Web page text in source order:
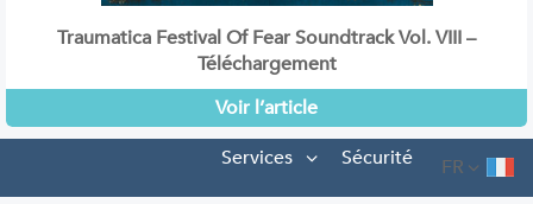
Traumatica Festival Of Fear Soundtrack Vol. VIII –
Téléchargement
Voir l’article
FR
Sécurité
Services